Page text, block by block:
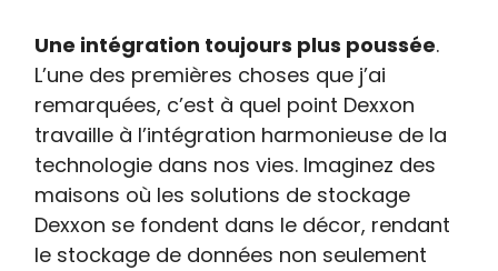
Une intégration toujours plus poussée.
L’une des premières choses que j’ai
remarquées, c’est à quel point Dexxon
travaille à l’intégration harmonieuse de la
technologie dans nos vies. Imaginez des
maisons où les solutions de stockage
Dexxon se fondent dans le décor, rendant
le stockage de données non seulement